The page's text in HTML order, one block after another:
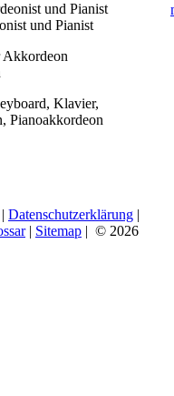
und Pianist
Akkordeon
Klavier,
Pianoakkordeon
| Datenschutzerklärung |
| Sitemap | © 2026